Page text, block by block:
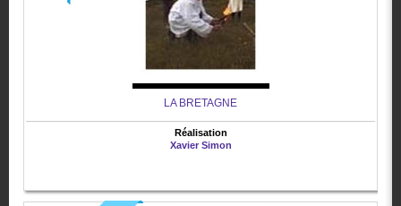
LA BRETAGNE
Réalisation
Xavier Simon